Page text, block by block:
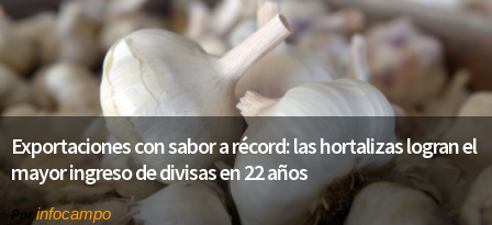
Exportaciones con sabor a récord: las hortalizas logran el
mayor ingreso de divisas en 22 años
Porinfocampo